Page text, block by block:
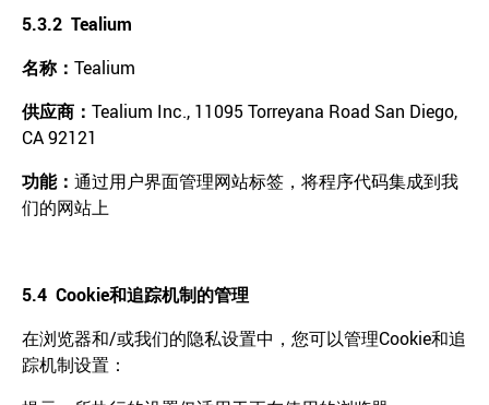
5.3.2 Tealium
名称： Tealium
供应商 ： Tealium Inc., 11095 Torreyana Road San Diego,
CA 92121
功能： 通过用户界面管理网站标签，将程序代码集成到我
们的网站上
5.4 Cookie和追踪机制的管理
在浏览器和/或我们的隐私设置中，您可以管理Cookie和追
踪机制设置：